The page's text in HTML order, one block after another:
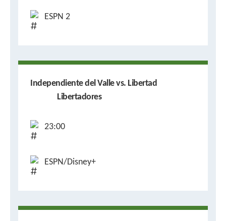
ESPN 2
Independiente del Valle vs. Libertad
Libertadores
23:00
ESPN/Disney+